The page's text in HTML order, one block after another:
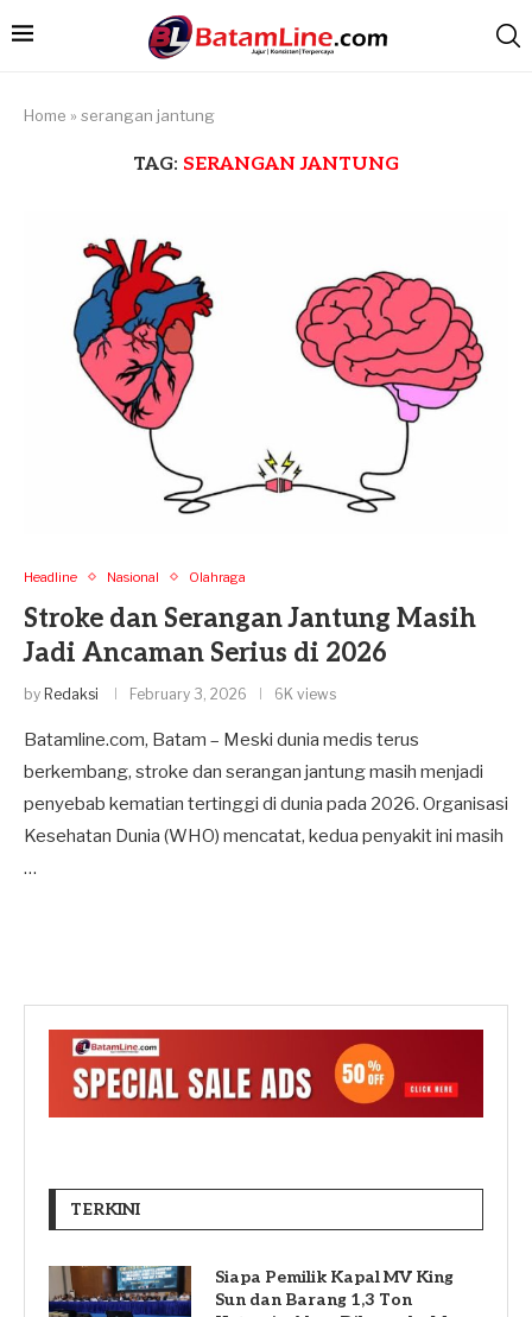
Home » serangan jantung
TAG: SERANGAN JANTUNG
Headline Nasional Olahraga
Stroke dan Serangan Jantung Masih
Jadi Ancaman Serius di 2026
by Redaksi February 3, 2026 6K views
Batamline.com, Batam – Meski dunia medis terus
berkembang, stroke dan serangan jantung masih menjadi
penyebab kematian tertinggi di dunia pada 2026. Organisasi
Kesehatan Dunia (WHO) mencatat, kedua penyakit ini masih
…
TERKINI
Siapa Pemilik Kapal MV King
Sun dan Barang 1,3 Ton